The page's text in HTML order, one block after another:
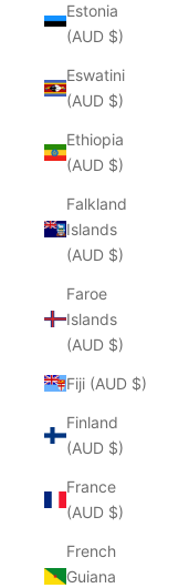
Estonia
(AUD $)
Eswatini
(AUD $)
Ethiopia
(AUD $)
Falkland
Islands
(AUD $)
Faroe
Islands
(AUD $)
Fiji (AUD $)
Finland
(AUD $)
France
(AUD $)
French
Guiana